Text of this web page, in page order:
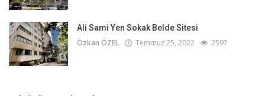
Ali Sami Yen Sokak Belde Sitesi
Özkan ÖZEL Temmuz 25, 2022 2597